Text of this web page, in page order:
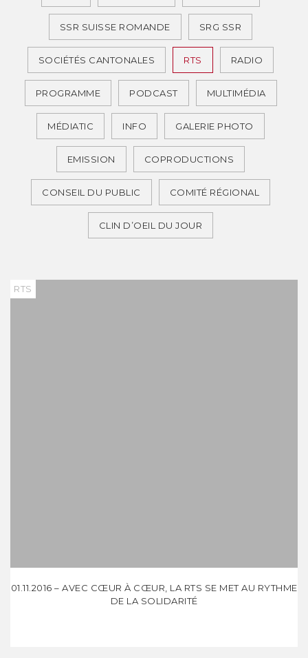
SSR SUISSE ROMANDE SRG SSR
SOCIÉTÉS CANTONALES RTS RADIO
PROGRAMME PODCAST MULTIMÉDIA
MÉDIATIC INFO GALERIE PHOTO
EMISSION COPRODUCTIONS
CONSEIL DU PUBLIC COMITÉ RÉGIONAL
CLIN D’OEIL DU JOUR
RTS
01.11.2016 – AVEC CŒUR À CŒUR, LA RTS SE MET AU RYTHME
DE LA SOLIDARITÉ